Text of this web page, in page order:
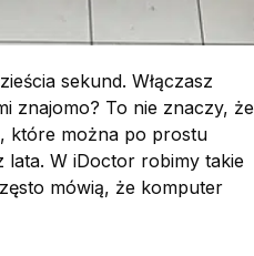
sekund. Włączasz
znajomo? To nie znaczy, że
które można po prostu
W iDoctor robimy takie
mówią, że komputer